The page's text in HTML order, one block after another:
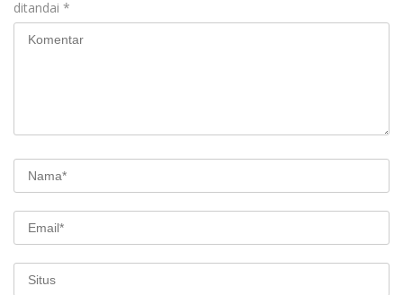
ditandai *